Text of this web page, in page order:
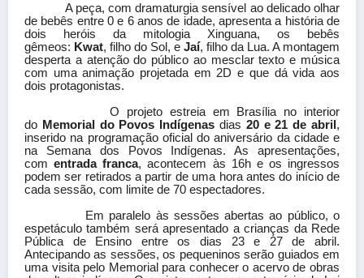
A peça, com dramaturgia sensível ao delicado olhar
de bebês entre 0 e 6 anos de idade, apresenta a história de
dois heróis da mitologia Xinguana, os bebês
gêmeos: Kwat, filho do Sol, e Jaí, filho da Lua. A montagem
desperta a atenção do público ao mesclar texto e música
com uma animação projetada em 2D e que dá vida aos
dois protagonistas.
O projeto estreia em Brasília no interior
do Memorial do Povos Indígenas dias 20 e 21 de abril ,
inserido na programação oficial do aniversário da cidade e
na Semana dos Povos Indígenas. As apresentações,
comentrada franca, acontecem às 16h e os ingressos
podem ser retirados a partir de uma hora antes do início de
cada sessão, com limite de 70 espectadores.
Em paralelo às sessões abertas ao público, o
espetáculo também será apresentado a crianças da Rede
Pública de Ensino entre os dias 23 e 27 de abril.
Antecipando as sessões, os pequeninos serão guiados em
uma visita pelo Memorial para conhecer o acervo de obras